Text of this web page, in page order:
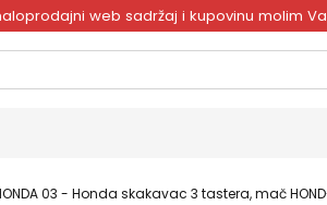
web sadržaj i kupovinu molim
03 - Honda skakavac 3 tastera, mač